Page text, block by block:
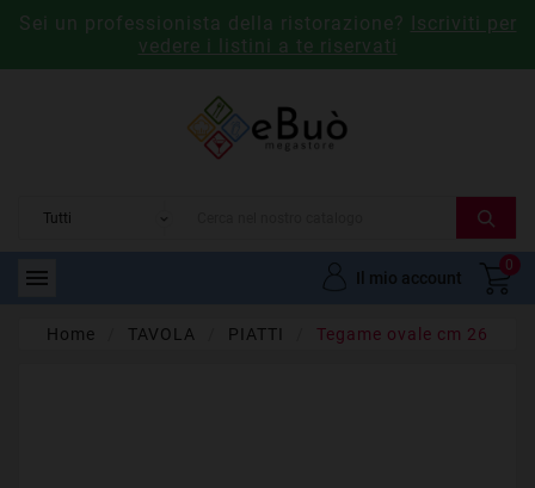
Sei un professionista della ristorazione? Iscriviti per
vedere i listini a te riservati
 Il mio account
0
Home TAVOLA PIATTI Tegame ovale cm 26